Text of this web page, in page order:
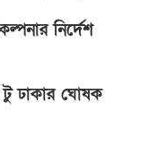
নির্দেশ
টু ঢাকার ঘোষক